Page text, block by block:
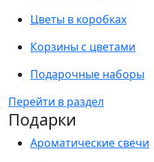
Цветы в коробках
Корзины с цветами
Подарочные наборы
Перейти в раздел
Подарки
Ароматические свечи